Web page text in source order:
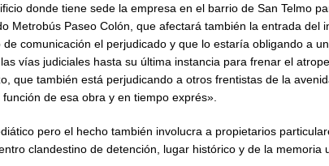
donde tiene sede la empresa en el barrio de San Telmo
Metrobús Paseo Colón, que afectará también la entrada del
comunicación el perjudicado y que lo estaría obligando a
vías judiciales hasta su última instancia para frenar el
que también está perjudicando a otros frentistas de la
de esa obra y en tiempo exprés».
pero el hecho también involucra a propietarios
clandestino de detención, lugar histórico y de la memoria